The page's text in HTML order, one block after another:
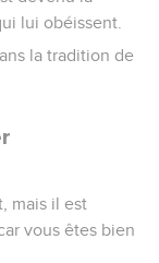
lui obéissent.
la tradition de
mais il est
vous êtes bien